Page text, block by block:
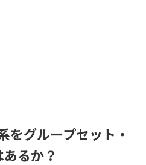
グループセット・
るか？